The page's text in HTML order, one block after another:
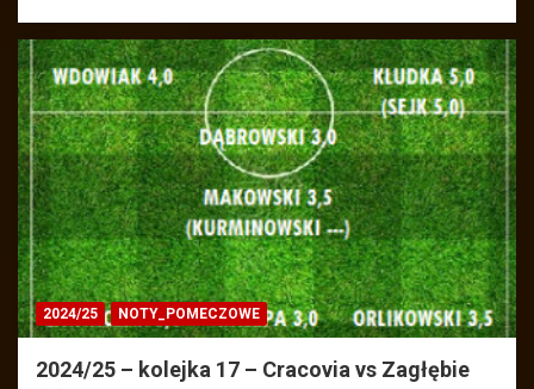
2024/25 NOTY_POMECZOWE
2024/25 – kolejka 17 – Cracovia vs Zagłębie